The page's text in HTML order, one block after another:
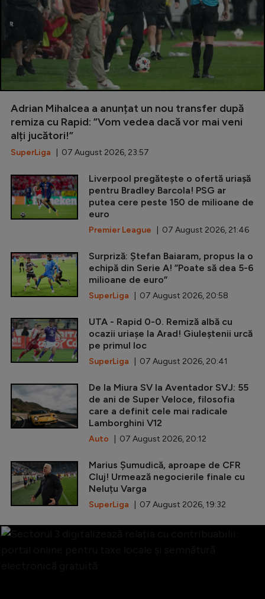
Adrian Mihalcea a anunțat un nou transfer după
remiza cu Rapid: ”Vom vedea dacă vor mai veni
alți jucători!”
SuperLiga | 07 August 2026, 23:57
Liverpool pregătește o ofertă uriașă
pentru Bradley Barcola! PSG ar
putea cere peste 150 de milioane de
euro
Premier League | 07 August 2026, 21:46
Surpriză: Ștefan Baiaram, propus la o
echipă din Serie A! ”Poate să dea 5-6
milioane de euro”
SuperLiga | 07 August 2026, 20:58
UTA - Rapid 0-0. Remiză albă cu
ocazii uriașe la Arad! Giuleștenii urcă
pe primul loc
SuperLiga | 07 August 2026, 20:41
De la Miura SV la Aventador SVJ: 55
de ani de Super Veloce, filosofia
care a definit cele mai radicale
Lamborghini V12
Auto | 07 August 2026, 20:12
Marius Șumudică, aproape de CFR
Cluj! Urmează negocierile finale cu
Neluțu Varga
SuperLiga | 07 August 2026, 19:32